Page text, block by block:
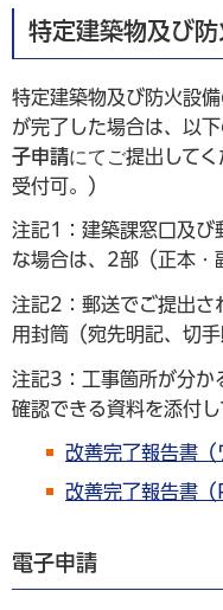
特定建築物及び
特定建築物及び防火設
が完了した場合は、以
子申請にてご提出して
受付可。）
注記1：建築課窓口及び
な場合は、2部（正本・
注記2：郵送でご提出さ
用封筒（宛先明記、切
注記3：工事箇所が分か
確認できる資料を添付し
改善完了報告書
改善完了報告書
電子申請